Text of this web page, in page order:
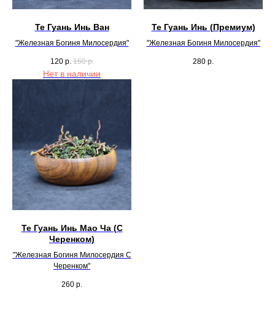
Те Гуань Инь Ван
"Железная Богиня Милосердия"
120 р. 160 р.
Нет в наличии
Те Гуань Инь (Премиум)
"Железная Богиня Милосердия"
280 р.
Те Гуань Инь Мао Ча (С
Черенком)
"Железная Богиня Милосердия С
Черенком"
260 р.